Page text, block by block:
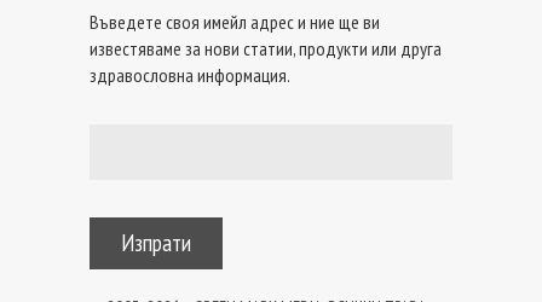
Въведете своя имейл адрес и ние ще ви
известяваме за нови статии, продукти или друга
здравословна информация.
Изпрати